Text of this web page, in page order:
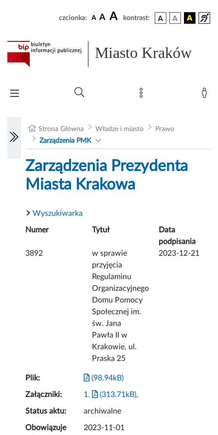
czcionka: A A A kontrast:
Miasto Kraków
Strona Główna Władze i miasto
Prawo
Zarządzenia PMK
Zarządzenia Prezydenta
Miasta Krakowa
Wyszukiwarka
Numer Tytuł
Data
podpisania
3892
w sprawie
przyjęcia
Regulaminu
Organizacyjnego
Domu Pomocy
Społecznej im.
św. Jana
Pawła II w
Krakowie, ul.
Praska 25
2023-12-21
Plik: (98.94kB)
Załączniki: 1. (313.71kB),
Status aktu: archiwalne
Obowiązuje
2023-11-01